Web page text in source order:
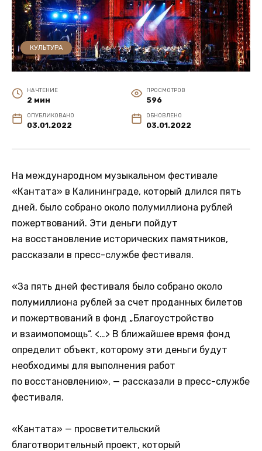
КУЛЬТУРА
НА ЧТЕНИЕ
2 мин
ПРОСМОТРОВ
596
ОПУБЛИКОВАНО
03.01.2022
ОБНОВЛЕНО
03.01.2022
На международном музыкальном фестивале
«Кантата» в Калининграде, который длился пять
дней, было собрано около полумиллиона рублей
пожертвований. Эти деньги пойдут
на восстановление исторических памятников,
рассказали в пресс-службе фестиваля.
«За пять дней фестиваля было собрано около
полумиллиона рублей за счет проданных билетов
и пожертвований в фонд „Благоустройство
и взаимопомощь“. <…> В ближайшее время фонд
определит объект, которому эти деньги будут
необходимы для выполнения работ
по восстановлению», — рассказали в пресс-службе
фестиваля.
«Кантата» — просветительский
благотворительный проект, который